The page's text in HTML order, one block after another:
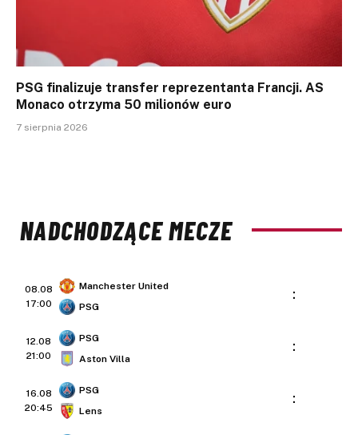
PSG finalizuje transfer reprezentanta Francji. AS
Monaco otrzyma 50 milionów euro
7 sierpnia 2026
NADCHODZĄCE MECZE
08.08
17:00
Manchester United
PSG
:
12.08
21:00
PSG
Aston Villa
:
16.08
20:45
PSG
Lens
: